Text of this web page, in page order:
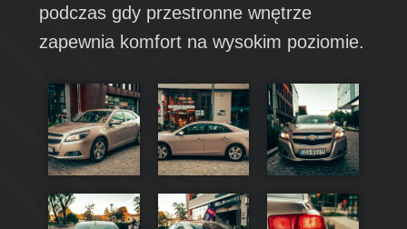
podczas gdy przestronne wnętrze
zapewnia komfort na wysokim poziomie.